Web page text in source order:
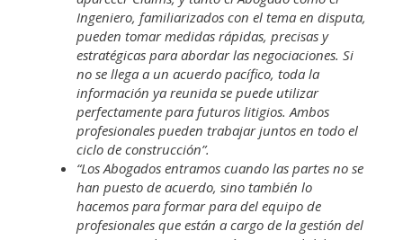
Ingeniero, familiarizados con el tema en disputa,
pueden tomar medidas rápidas, precisas y
estratégicas para abordar las negociaciones. Si
no se llega a un acuerdo pacífico, toda la
información ya reunida se puede utilizar
perfectamente para futuros litigios. Ambos
profesionales pueden trabajar juntos en todo el
ciclo de construcción”.
“Los Abogados entramos cuando las partes no se
han puesto de acuerdo, sino también lo
hacemos para formar para del equipo de
profesionales que están a cargo de la gestión del